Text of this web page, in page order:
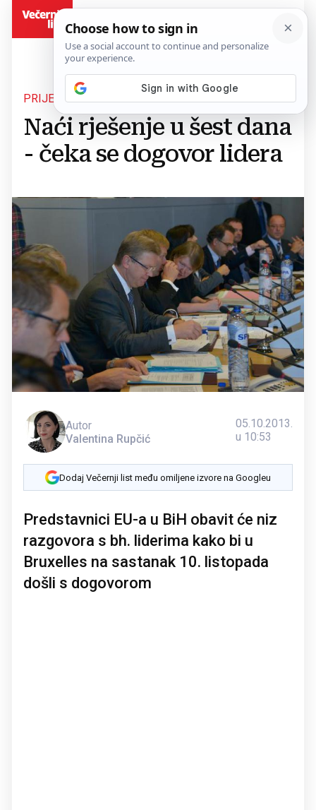
PRIJEDLOG
Naći rješenje u šest dana
- čeka se dogovor lidera
Autor
Valentina Rupčić
05.10.2013.
u 10:53
Dodaj Večernji list među omiljene izvore na Googleu
Predstavnici EU-a u BiH obavit će niz
razgovora s bh. liderima kako bi u
Bruxelles na sastanak 10. listopada
došli s dogovorom